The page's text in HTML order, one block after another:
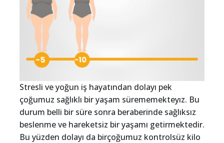
Stresli ve yoğun iş hayatından dolayı pek
çoğumuz sağlıklı bir yaşam sürememekteyız. Bu
durum belli bir süre sonra beraberinde sağlıksız
beslenme ve hareketsiz bir yaşamı getirmektedir.
Bu yüzden dolayı da birçoğumuz kontrolsüz kilo